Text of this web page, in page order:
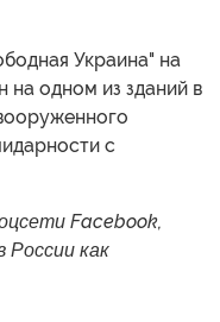
Украина" на
на одном из зданий в
с
Facebook,
России как